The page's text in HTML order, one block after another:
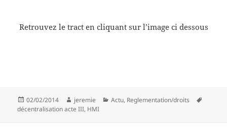
Retrouvez le tract en cliquant sur l’image ci dessous
Publié
le
02/02/2014 Auteur
jeremie Catégories
Actu, Reglementation/droits
décentralisation acte III, HMI